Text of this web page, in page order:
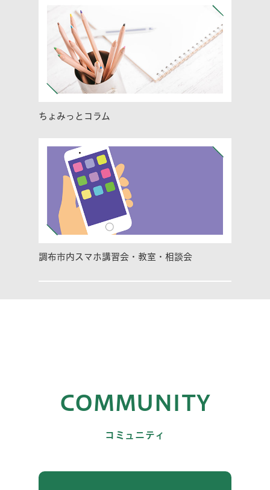
ちょみっとコラム
調布市内スマホ講習会・教室・相談会
COMMUNITY
コミュニティ